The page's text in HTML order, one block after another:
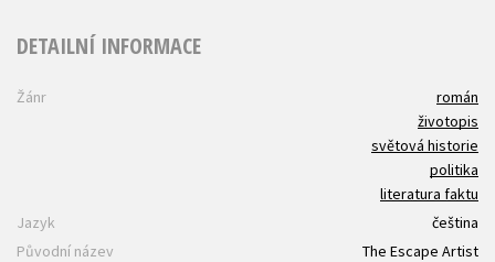
DETAILNÍ INFORMACE
Žánr
román
životopis
světová historie
politika
literatura faktu
Jazyk
čeština
Původní název
The Escape Artist